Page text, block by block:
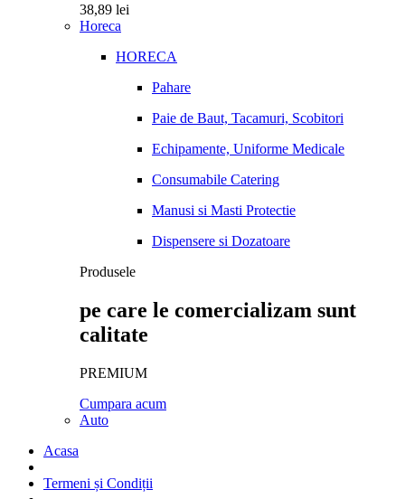
38,89 lei
Horeca
HORECA
Pahare
Paie de Baut, Tacamuri, Scobitori
Echipamente, Uniforme Medicale
Consumabile Catering
Manusi si Masti Protectie
Dispensere si Dozatoare
Produsele
pe care le comercializam sunt
calitate
PREMIUM
Cumpara acum
Auto
Acasa
Termeni și Condiții